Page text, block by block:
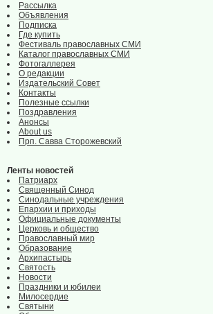
Рассылка
Объявления
Подписка
Где купить
Фестиваль православных СМИ
Каталог православных СМИ
Фотогаллерея
О редакции
Издательский Совет
Контакты
Полезные ссылки
Поздравления
Анонсы
About us
Прп. Савва Сторожевский
Ленты новостей
Патриарх
Священный Синод
Синодальные учреждения
Епархии и приходы
Официальные документы
Церковь и общество
Православный мир
Образование
Архипастырь
Святость
Новости
Праздники и юбилеи
Милосердие
Святыни